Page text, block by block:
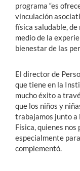
programa “es
vinculación
física saludable, de
medio de la
bienestar de las
El director de
que tiene en la
mucho éxito a
que los niños y
trabajamos junto a
Física, quienes
especialmente
complementó.